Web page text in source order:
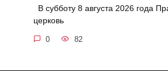
В субботу 8 августа 2026 года
церковь
0 82